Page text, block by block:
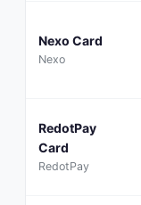
Nexo Card
Nexo
RedotPay
Card
RedotPay